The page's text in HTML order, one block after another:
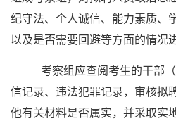
纪守法、个人诚信、能力素质、
以及是否需要回避等方面的情况
考察组应查阅考生的干部
信记录、违法犯罪记录，审核拟
他有关材料是否属实，并采取实